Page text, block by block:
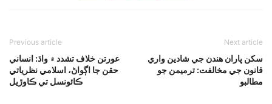
Previous article
عورتن خلاف تشدد ۾ واڌ: انساني
حقن جا اڳواڻ، اسلامي نظرياتي
ڪائونسل تي ڪاوڙيل
Next article
سکن پاران هندن جي شادين واري
قانون جي مخالفت: ترميمن جو
مطالبو